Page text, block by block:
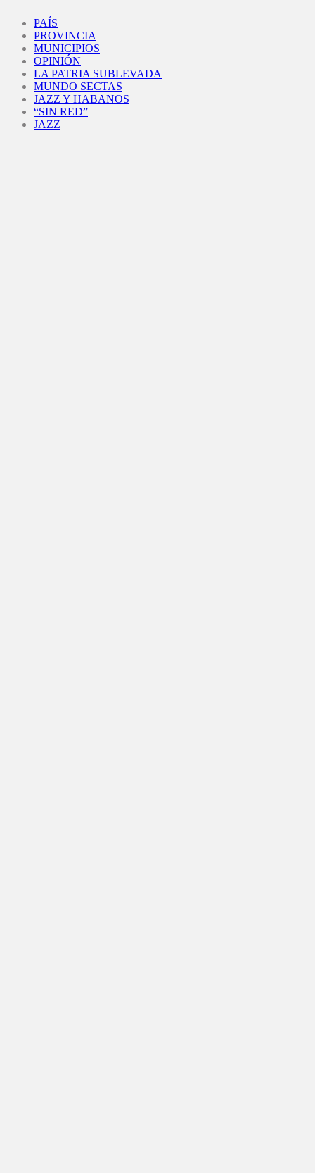
PAÍS
PROVINCIA
MUNICIPIOS
OPINIÓN
LA PATRIA SUBLEVADA
MUNDO SECTAS
JAZZ Y HABANOS
“SIN RED”
JAZZ